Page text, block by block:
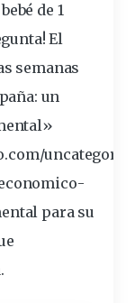
de 1
El
semanas
un
»
para su